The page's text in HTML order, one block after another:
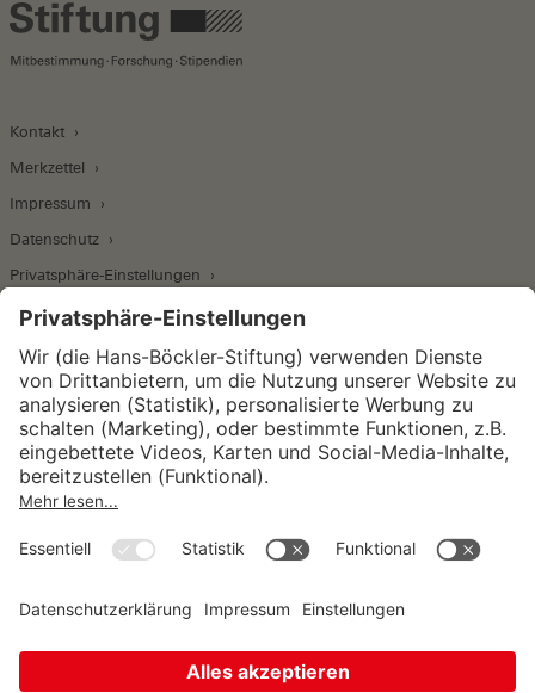
Kontakt
Merkzettel
Impressum
Datenschutz
Privatsphäre-Einstellungen
Wirtschafts- und Sozialwissenschaftliches Institut
Institut für Makroökonomie und
Konjunkturforschung
Unternehmensführung